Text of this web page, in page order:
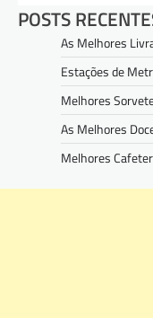
POSTS
As Melhores
Estações de
Melhores
As Melhores
Melhores